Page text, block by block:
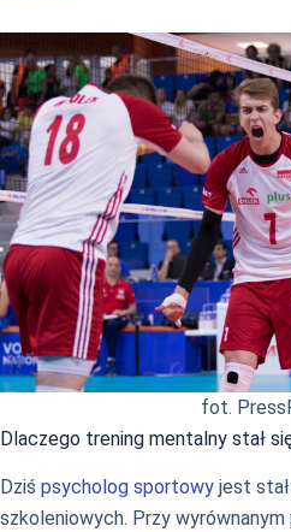
fot.
Dlaczego trening mentalny stał
Dziś psycholog sportowy jest
szkoleniowych. Przy